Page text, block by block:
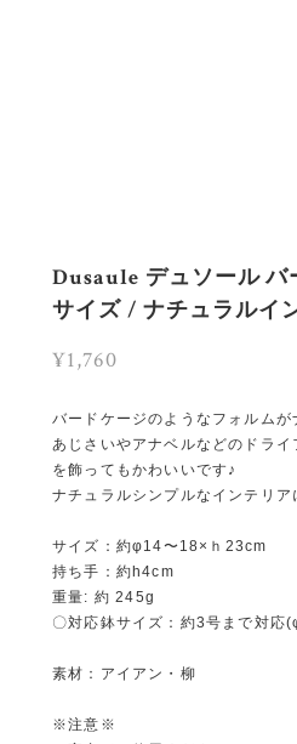
Dusaule デュソール バ
サイズ / ナチュラルイ
¥1,760
バードケージのようなフォルムが
あじさいやアナベルなどのドラ
を飾ってもかわいいです♪
ナチュラルシンプルなインテリア
サイズ：約φ14〜18×ｈ23cm
持ち手：約h4cm
重量: 約 245g
〇対応鉢サイズ：約3号まで対応
素材：アイアン・柳
※注意※